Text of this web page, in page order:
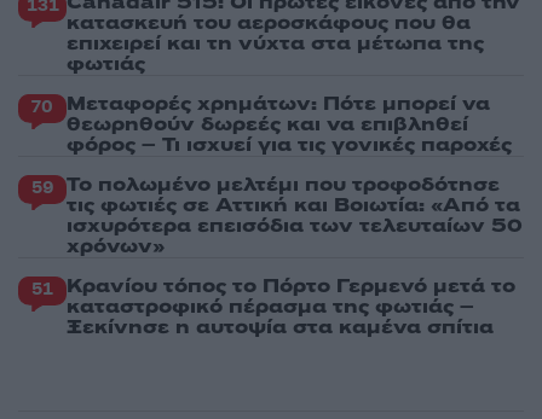
131
κατασκευή του αεροσκάφους που θα
επιχειρεί και τη νύχτα στα μέτωπα της
φωτιάς
70 Μεταφορές χρημάτων: Πότε μπορεί να
θεωρηθούν δωρεές και να επιβληθεί
φόρος – Τι ισχυεί για τις γονικές παροχές
59 Το πολωμένο μελτέμι που τροφοδότησε
τις φωτιές σε Αττική και Βοιωτία: «Από τα
ισχυρότερα επεισόδια των τελευταίων 50
χρόνων»
51 Κρανίου τόπος το Πόρτο Γερμενό μετά το
καταστροφικό πέρασμα της φωτιάς –
Ξεκίνησε η αυτοψία στα καμένα σπίτια